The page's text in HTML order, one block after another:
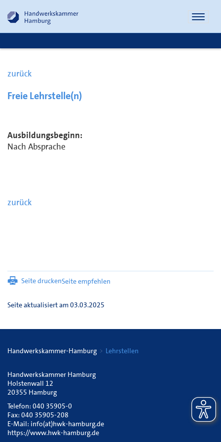
zurück
Freie Lehrstelle(n)
Ausbildungsbeginn:
Nach Absprache
zurück
Seite druckenSeite empfehlen
Seite aktualisiert am 03.03.2025
Handwerkskammer-Hamburg Lehrstellen
Handwerkskammer Hamburg
Holstenwall 12
20355 Hamburg
Telefon: 040 35905-0
Fax: 040 35905-208
E-Mail: info(at)hwk-hamburg.de
https://www.hwk-hamburg.de